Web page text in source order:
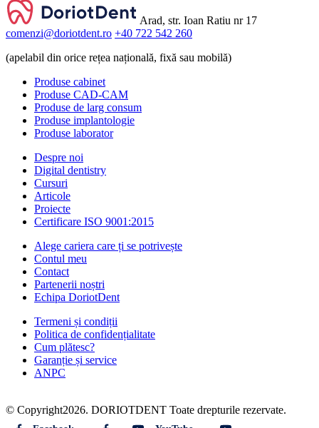
Arad, str. Ioan Ratiu nr 17
comenzi@doriotdent.ro +40 722 542 260
(apelabil din orice rețea națională, fixă sau mobilă)
Produse cabinet
Produse CAD-CAM
Produse de larg consum
Produse implantologie
Produse laborator
Despre noi
Digital dentistry
Cursuri
Articole
Proiecte
Certificare ISO 9001:2015
Alege cariera care ți se potrivește
Contul meu
Contact
Partenerii noștri
Echipa DoriotDent
Termeni și condiții
Politica de confidențialitate
Cum plătesc?
Garanție și service
ANPC
© Copyright2026. DORIOTDENT Toate drepturile rezervate.